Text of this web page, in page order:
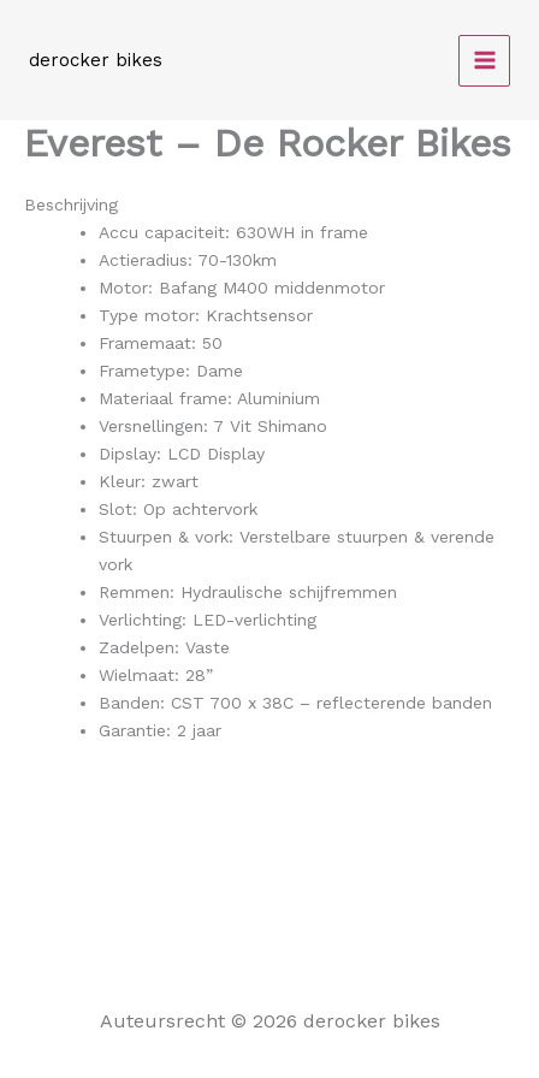
derocker bikes
Everest – De Rocker Bikes
Beschrijving
Accu capaciteit: 630WH in frame
Actieradius: 70-130km
Motor: Bafang M400 middenmotor
Type motor: Krachtsensor
Framemaat: 50
Frametype: Dame
Materiaal frame: Aluminium
Versnellingen: 7 Vit Shimano
Dipslay: LCD Display
Kleur: zwart
Slot: Op achtervork
Stuurpen & vork: Verstelbare stuurpen & verende
vork
Remmen: Hydraulische schijfremmen
Verlichting: LED-verlichting
Zadelpen: Vaste
Wielmaat: 28”
Banden: CST 700 x 38C – reflecterende banden
Garantie: 2 jaar
Auteursrecht © 2026 derocker bikes